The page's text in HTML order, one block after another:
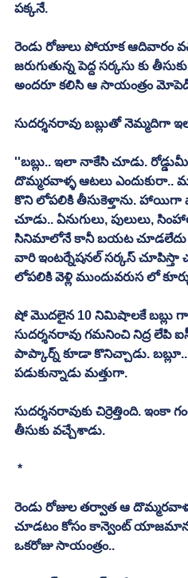
పక్కనే.
రెండు రోజులు పోయాక ఆదివారం
జరుగుతున్న పెద్ద సర్కసు కు
అందరూ కలిసి ఆ సాయంత్రం
సుదర్శనరావు బబ్లుతో నెమ్మదిగా
''బబ్లు.. ఇలా నాకేసి చూడు.
దొమ్మరవాళ్ళ ఆటలు ఎందుకురా..
కొని లోపలికి తీసుకెళ్తాను. హాయిగా
చూడు.. ఏనుగులు, పులులు,
సినిమాలోనే కానీ బయట చూడలేదు
వారి ఇంటర్నేషనల్ సర్కస్ చూపిస్తా
లోపలికి వెళ్లి ముందువరుస లో
షో మొదలైన 10 నిమిషాలకే బబ్లు
సుదర్శనరావు గమనించి నిద్ర లేపి
పాప్కార్న్ కూడా కొనిచ్చాడు. బబ్లూ..
పడుకున్నాడు మత్తుగా.
సుదర్శనరావుకు చిర్రెత్తింది. ఇంకా
తీసుకు వచ్చేశాడు.
*
రెండు రోజుల తర్వాత ఆ
చూడటం కోసం కాన్వెంట్
ఒకరోజు సాయంత్రం..